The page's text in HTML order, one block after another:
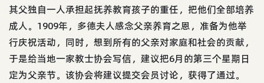
其父独自一人承担起抚养教育孩子的重任，把他们全部培养
成人。1909年，多德夫人感念父亲养育之恩，准备为他举
行庆祝活动，同时，想到所有的父亲对家庭和社会的贡献，
于是给当地一家教士协会写信，建议把6月的第三个星期日
定为父亲节。该协会将建议提交会员讨论，获得了通过。